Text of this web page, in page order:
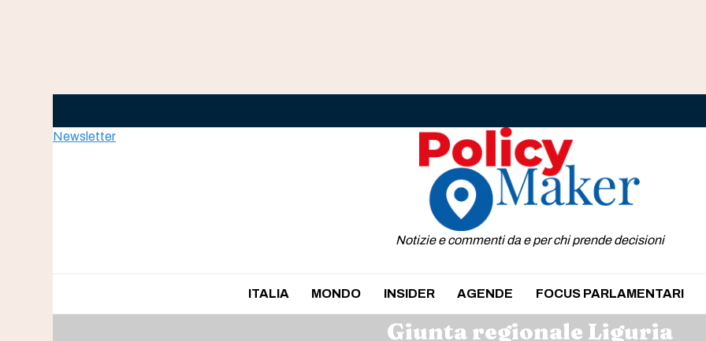
Newsletter
Notizie e commenti da e per chi prende decisioni
ITALIA MONDO INSIDER AGENDE FOCUS PARLAMENTARI
Giunta regionale Liguria